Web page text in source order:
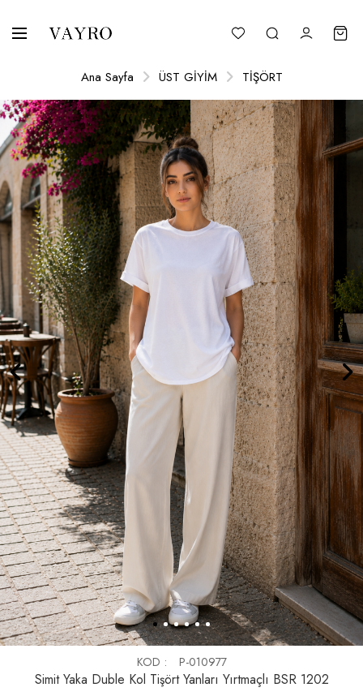
Ana Sayfa ÜST GİYİM TİŞÖRT
KOD P-010977
Simit Yaka Duble Kol Tişört Yanları Yırtmaçlı BSR 1202